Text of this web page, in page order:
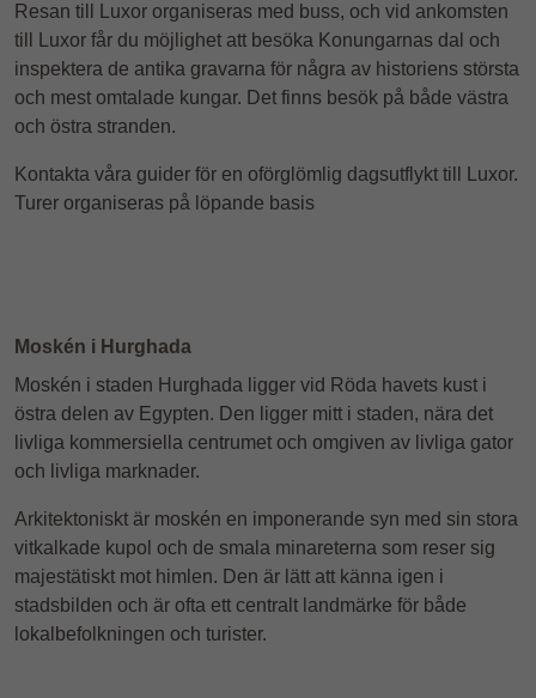
Resan till Luxor organiseras med buss, och vid ankomsten
till Luxor får du möjlighet att besöka Konungarnas dal och
inspektera de antika gravarna för några av historiens största
och mest omtalade kungar. Det finns besök på både västra
och östra stranden.
Kontakta våra guider för en oförglömlig dagsutflykt till Luxor.
Turer organiseras på löpande basis
Moskén i Hurghada
Moskén i staden Hurghada ligger vid Röda havets kust i
östra delen av Egypten. Den ligger mitt i staden, nära det
livliga kommersiella centrumet och omgiven av livliga gator
och livliga marknader.
Arkitektoniskt är moskén en imponerande syn med sin stora
vitkalkade kupol och de smala minareterna som reser sig
majestätiskt mot himlen. Den är lätt att känna igen i
stadsbilden och är ofta ett centralt landmärke för både
lokalbefolkningen och turister.